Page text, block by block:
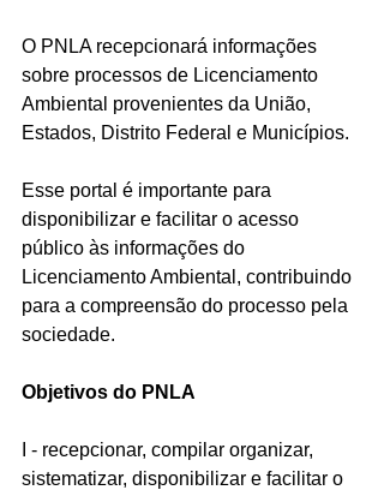
O PNLA recepcionará informações
sobre processos de Licenciamento
Ambiental provenientes da União,
Estados, Distrito Federal e Municípios.
Esse portal é importante para
disponibilizar e facilitar o acesso
público às informações do
Licenciamento Ambiental, contribuindo
para a compreensão do processo pela
sociedade.
Objetivos do PNLA
I - recepcionar, compilar organizar,
sistematizar, disponibilizar e facilitar o